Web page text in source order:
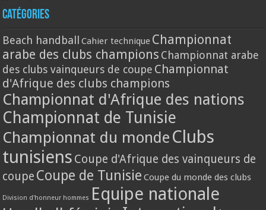
Catégories
Beach handball Cahier technique Championnat
arabe des clubs champions Championnat arabe
des clubs vainqueurs de coupe Championnat
d'Afrique des clubs champions
Championnat d'Afrique des nations
Championnat de Tunisie
Championnat du monde Clubs
tunisiens Coupe d'Afrique des vainqueurs de
coupe Coupe de Tunisie Coupe du monde des clubs
Division d'honneur hommes Equipe nationale